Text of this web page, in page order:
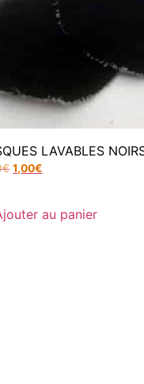
LAVABLES
€ 1,00€
au panier